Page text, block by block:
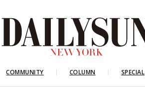
COMMUNITY COLUMN SPECIAL